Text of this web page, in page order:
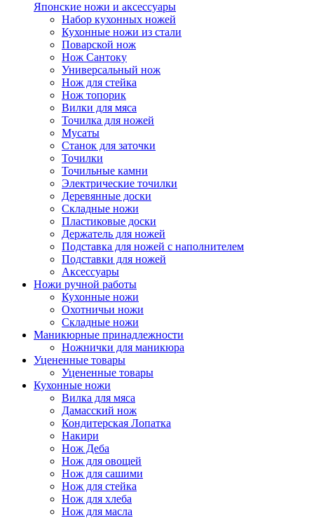
Японские ножи и аксессуары
Набор кухонных ножей
Кухонные ножи из стали
Поварской нож
Нож Сантоку
Универсальный нож
Нож для стейка
Нож топорик
Вилки для мяса
Точилка для ножей
Мусаты
Станок для заточки
Точилки
Точильные камни
Электрические точилки
Деревянные доски
Складные ножи
Пластиковые доски
Держатель для ножей
Подставка для ножей с наполнителем
Подставки для ножей
Аксессуары
Ножи ручной работы
Кухонные ножи
Охотничьи ножи
Складные ножи
Маникюрные принадлежности
Ножнички для маникюра
Уцененные товары
Уцененные товары
Кухонные ножи
Вилка для мяса
Дамасский нож
Кондитерская Лопатка
Накири
Нож Деба
Нож для овощей
Нож для сашими
Нож для стейка
Нож для хлеба
Нож для масла